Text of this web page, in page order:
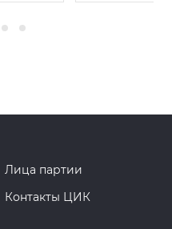
Лица партии
Контакты ЦИК